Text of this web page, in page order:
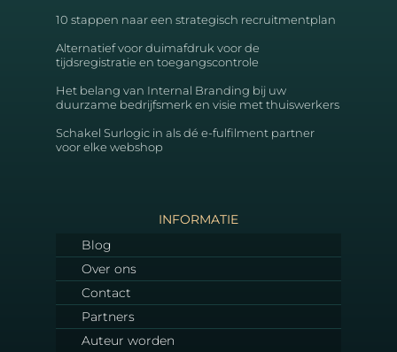
10 stappen naar een strategisch recruitmentplan
Alternatief voor duimafdruk voor de
tijdsregistratie en toegangscontrole
Het belang van Internal Branding bij uw
duurzame bedrijfsmerk en visie met thuiswerkers
Schakel Surlogic in als dé e-fulfilment partner
voor elke webshop
INFORMATIE
Blog
Over ons
Contact
Partners
Auteur worden